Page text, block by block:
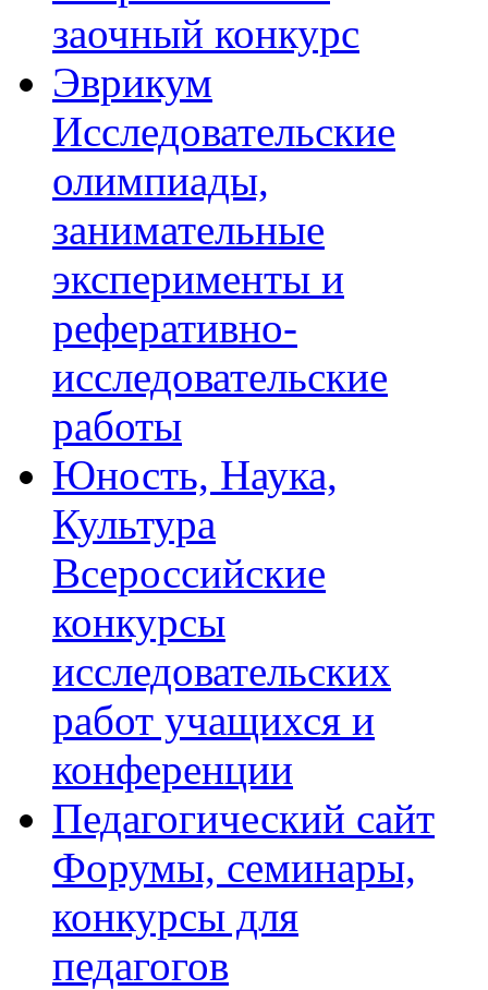
заочный конкурс
Эврикум
Исследовательские
олимпиады,
занимательные
эксперименты и
реферативно-
исследовательские
работы
Юность, Наука,
Культура
Всероссийские
конкурсы
исследовательских
работ учащихся и
конференции
Педагогический сайт
Форумы, семинары,
конкурсы для
педагогов